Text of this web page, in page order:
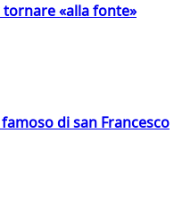
«alla fonte»
di san Francesco